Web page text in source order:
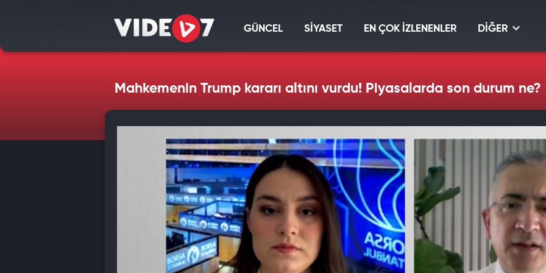
GÜNCEL SİYASET EN ÇOK İZLENENLER DİĞER
Mahkemenin Trump kararı altını vurdu! Piyasalarda son durum ne?